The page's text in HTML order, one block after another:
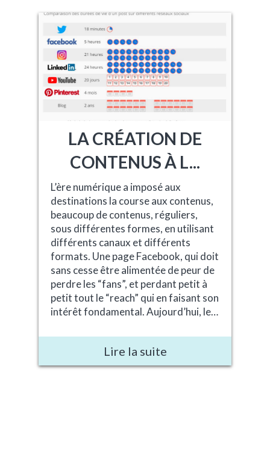
LA CRÉATION DE
CONTENUS À L...
L’ère numérique a imposé aux
destinations la course aux contenus,
beaucoup de contenus, réguliers,
sous différentes formes, en utilisant
différents canaux et différents
formats. Une page Facebook, qui doit
sans cesse être alimentée de peur de
perdre les “fans”, et perdant petit à
petit tout le “reach” qui en faisant son
intérêt fondamental. Aujourd’hui, le…
Lire la suite